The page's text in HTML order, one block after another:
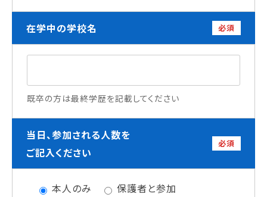
在学中の学校名 必須
既卒の方は最終学歴を記載してください
当日、参加される人数を
ご記入ください
必須
本人のみ
保護者と参加